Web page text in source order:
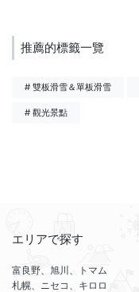
推薦的標籤一覽
# 雙板滑雪＆單板滑雪
# 觀光景點
エリアで探す
富良野、旭川、トマム
札幌、ニセコ、キロロ